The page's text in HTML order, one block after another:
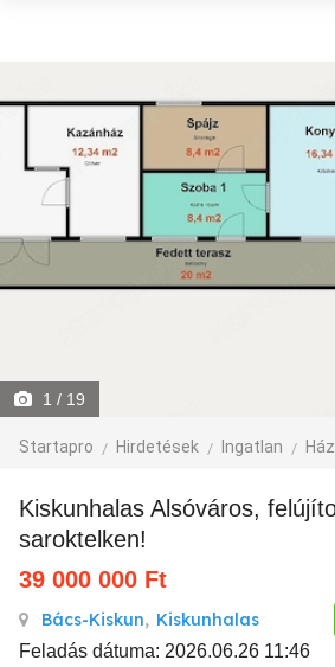
1 / 19
Startapro Hirdetések Ingatlan Ház
Kiskunhalas Alsóváros, felújított családi ház
saroktelken!
39 000 000 Ft
Bács-Kiskun, Kiskunhalas
Feladás dátuma: 2026.06.26 11:46